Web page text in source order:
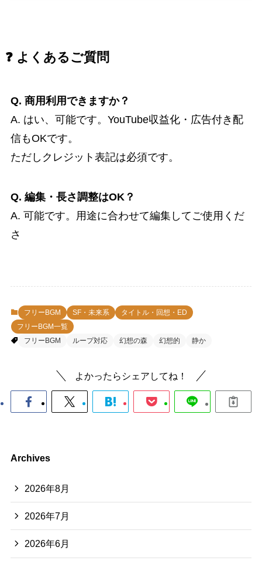
❓ よくあるご質問
Q. 商用利用できますか？
A. はい、可能です。YouTube収益化・広告付き配
信もOKです。
ただしクレジット表記は必須です。
Q. 編集・長さ調整はOK？
A. 可能です。用途に合わせて編集してご使用くだ
さ
フリーBGM SF・未来系
タイトル・回想・ED
フリーBGM一覧
フリーBGM
ループ対応 幻想の森 幻想的 静か
よかったらシェアしてね！
Archives
2026年8月
2026年7月
2026年6月